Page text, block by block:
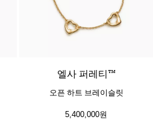
엘사 퍼레티™
오픈 하트 브레이슬릿
5,400,000원